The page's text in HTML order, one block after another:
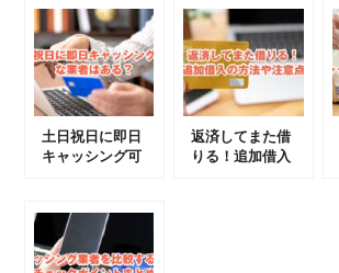
土日祝日に即日
キャッシング可
返済してまた借
りる！追加借入